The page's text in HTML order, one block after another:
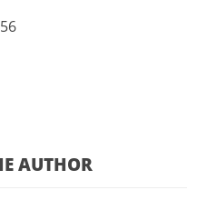
AUTHOR